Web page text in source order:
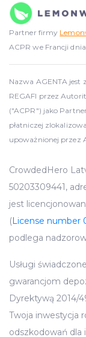
Partner firmy
ACPR we Francji
Nazwa AGENTA jest
REGAFI przez
("ACPR") jako
płatniczej
upoważnionej przez
CrowdedHero
50203309441,
jest
(License number
podlega
Usługi
gwarancjom
Dyrektywą 2014/
Twoja inwestycja
odszkodowań